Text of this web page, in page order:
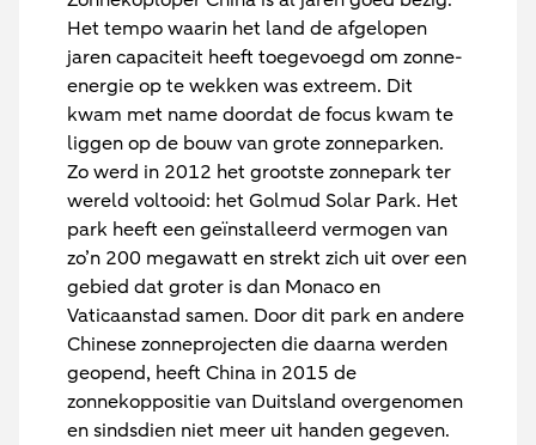
Het tempo waarin het land de afgelopen
jaren capaciteit heeft toegevoegd om zonne-
energie op te wekken was extreem. Dit
kwam met name doordat de focus kwam te
liggen op de bouw van grote zonneparken.
Zo werd in 2012 het grootste zonnepark ter
wereld voltooid: het Golmud Solar Park. Het
park heeft een geïnstalleerd vermogen van
zo’n 200 megawatt en strekt zich uit over een
gebied dat groter is dan Monaco en
Vaticaanstad samen. Door dit park en andere
Chinese zonneprojecten die daarna werden
geopend, heeft China in 2015 de
zonnekoppositie van Duitsland overgenomen
en sindsdien niet meer uit handen gegeven.